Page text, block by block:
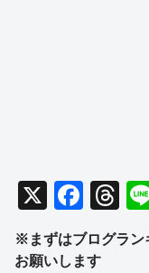
X
F
a
c
T
hr
e
※まずはブログラン
お願いします